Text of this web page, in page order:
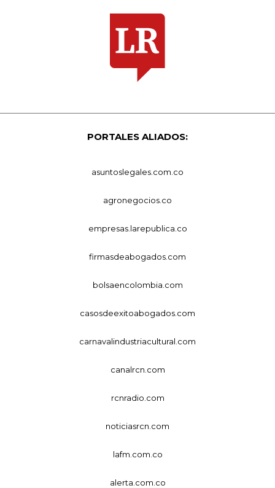
PORTALES ALIADOS:
asuntoslegales.com.co
agronegocios.co
empresas.larepublica.co
firmasdeabogados.com
bolsaencolombia.com
casosdeexitoabogados.com
carnavalindustriacultural.com
canalrcn.com
rcnradio.com
noticiasrcn.com
lafm.com.co
alerta.com.co